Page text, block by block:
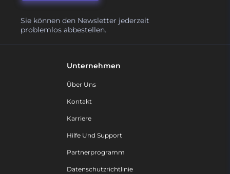
Sie können den Newsletter jederzeit
problemlos abbestellen.
Unternehmen
Über Uns
Kontakt
Karriere
Hilfe Und Support
Partnerprogramm
Datenschutzrichtlinie